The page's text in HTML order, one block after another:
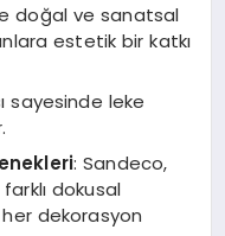
doğal ve sanatsal
estetik bir katkı
sayesinde leke
: Sandeco,
dokusal
dekorasyon